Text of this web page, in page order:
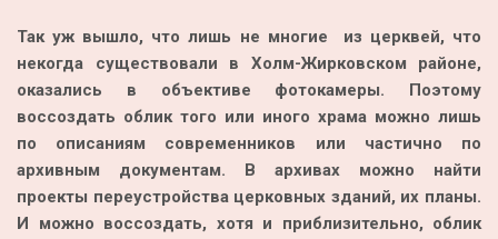
Перепись — 2020
Так уж вышло, что лишь не многие из церквей, что
некогда существовали в Холм-Жирковском районе,
оказались в объективе фотокамеры. Поэтому
воссоздать облик того или иного храма можно лишь
по описаниям современников или частично по
архивным документам. В архивах можно найти
проекты переустройства церковных зданий, их планы.
И можно воссоздать, хотя и приблизительно, облик